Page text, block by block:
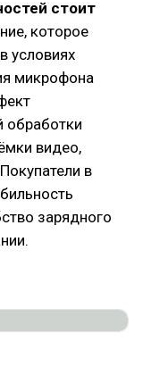
стоит
которое
условиях
микрофона
обработки
видео,
в
зарядного